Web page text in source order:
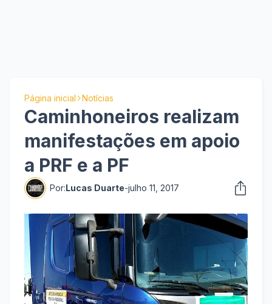
Página inicial Notícias
Caminhoneiros realizam
manifestações em apoio
a PRF e a PF
Por:Lucas Duarte-julho 11, 2017